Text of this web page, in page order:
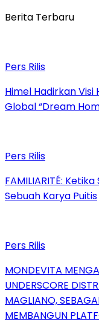
Berita Terbaru
Pers Rilis
Himel Hadirkan
Global “Dream
Pers Rilis
FAMILIARITÉ:
Sebuah Karya Puitis
Pers Rilis
MONDEVITA
UNDERSCORE
MAGLIANO,
MEMBANGUN